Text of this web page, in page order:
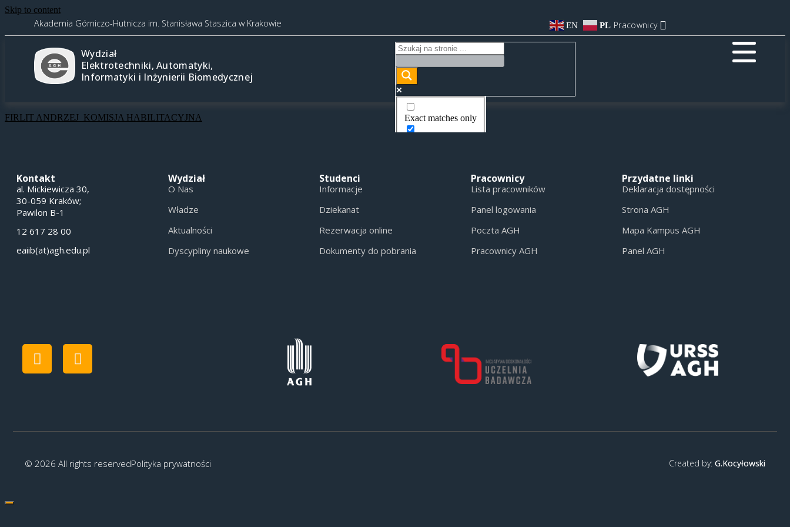
Skip to content
Akademia Górniczo-Hutnicza im. Stanisława Staszica w Krakowie EN PL Pracownicy
Wydział
Elektrotechniki, Automatyki,
Informatyki i Inżynierii Biomedycznej
Exact matches only
FIRLIT ANDRZEJ_KOMISJA HABILITACYJNA
Kontakt
al. Mickiewicza 30,
30-059 Kraków;
Pawilon B-1
12 617 28 00
eaiib(at)agh.edu.pl
Wydział
O Nas
Władze
Aktualności
Dyscypliny naukowe
Studenci
Informacje
Dziekanat
Rezerwacja online
Dokumenty do pobrania
Pracownicy
Lista pracowników
Panel logowania
Poczta AGH
Pracownicy AGH
Przydatne linki
Deklaracja dostępności
Strona AGH
Mapa Kampus AGH
Panel AGH
© 2026 All rights reservedPolityka prywatności Created by: G.Kocyłowski